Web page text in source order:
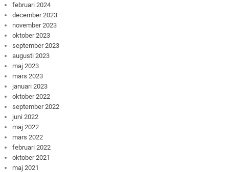
februari 2024
december 2023
november 2023
oktober 2023
september 2023
augusti 2023
maj 2023
mars 2023
januari 2023
oktober 2022
september 2022
juni 2022
maj 2022
mars 2022
februari 2022
oktober 2021
maj 2021